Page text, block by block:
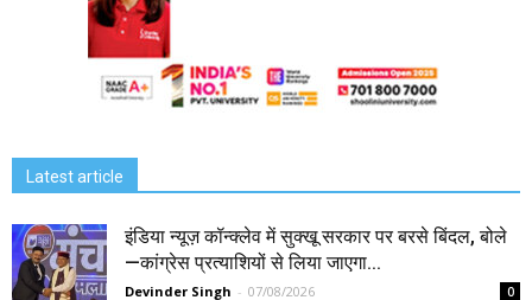
Latest article
इंडिया न्यूज़ कॉन्क्लेव में सुक्खू सरकार पर बरसे बिंदल, बोले
—कांग्रेस प्रत्याशियों से लिया जाएगा...
Devinder Singh - 07/08/2026 0